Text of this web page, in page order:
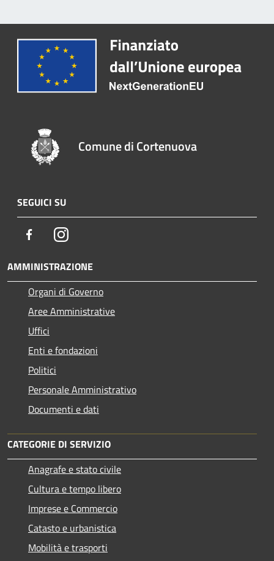
Comune di Cortenuova
SEGUICI SU
FacebookInstagram
AMMINISTRAZIONE
Organi di Governo
Aree Amministrative
Uffici
Enti e fondazioni
Politici
Personale Amministrativo
Documenti e dati
CATEGORIE DI SERVIZIO
Anagrafe e stato civile
Cultura e tempo libero
Imprese e Commercio
Catasto e urbanistica
Mobilità e trasporti